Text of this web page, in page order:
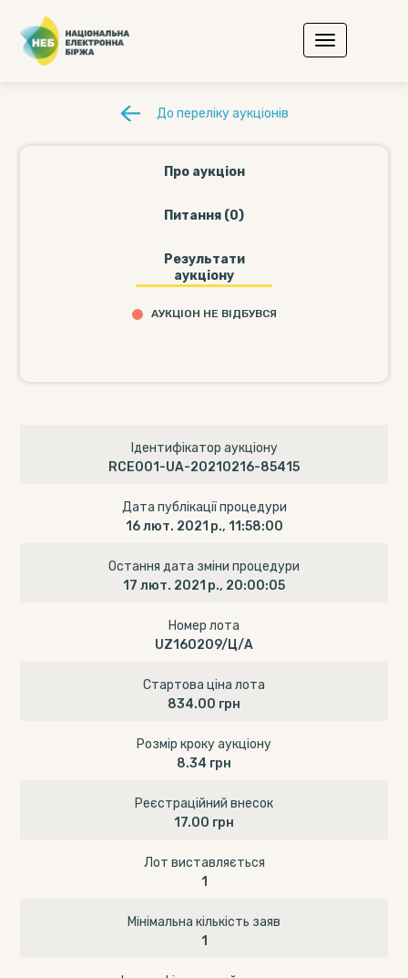
До переліку аукціонів
Про аукціон
Питання (0)
Результати
аукціону
АУКЦІОН НЕ ВІДБУВСЯ
Ідентифікатор аукціону
RCE001-UA-20210216-85415
Дата публікації процедури
16 лют. 2021 р., 11:58:00
Остання дата зміни процедури
17 лют. 2021 р., 20:00:05
Номер лота
UZ160209/Ц/А
Стартова ціна лота
834.00 грн
Розмір кроку аукціону
8.34 грн
Реєстраційний внесок
17.00 грн
Лот виставляється
1
Мінімальна кількість заяв
1